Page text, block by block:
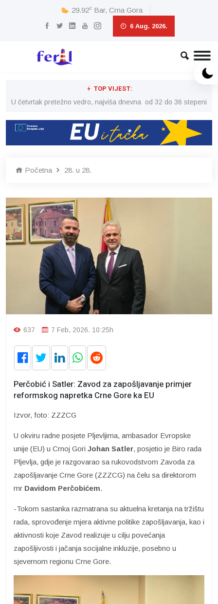
29.92c Bar, Crna Gora
6 Aug. 2026.
TOP VIJEST:
U četvrtak pretežno vedro, najviša dnevna od 32 do 36 stepeni
Početna 28. u 28.
637 7 Feb, 2026. 10:25h
Perčobić i Satler: Zavod za zapošljavanje primjer
reformskog napretka Crne Gore ka EU
Izvor, foto: ZZZCG
U okviru radne posjete Pljevljima, ambasador Evropske
unije (EU) u Crnoj Gori Johan Satler, posjetio je Biro rada
Pljevlja, gdje je razgovarao sa rukovodstvom Zavoda za
zapošljavanje Crne Gore (ZZZCG) na čelu sa direktorom
mr Davidom Perčobićem.
-Tokom sastanka razmatrana su aktuelna kretanja na tržištu
rada, sprovođenje mjera aktivne politike zapošljavanja, kao i
aktivnosti koje Zavod realizuje u cilju povećanja
zapošljivosti i jačanja socijalne inkluzije, posebno u
sjevernom regionu Crne Gore.